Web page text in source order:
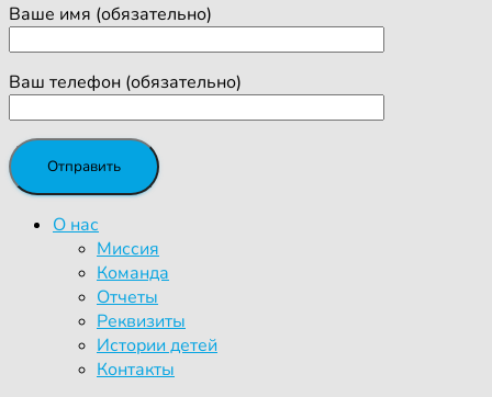
Ваше имя (обязательно)
Ваш телефон (обязательно)
О нас
Миссия
Команда
Отчеты
Реквизиты
Истории детей
Контакты